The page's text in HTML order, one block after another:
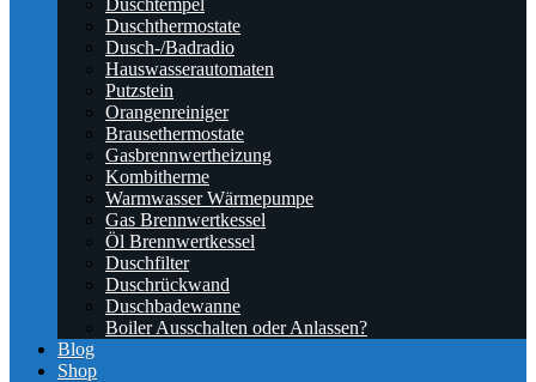
Duschtempel
Duschthermostate
Dusch-/Badradio
Hauswasserautomaten
Putzstein
Orangenreiniger
Brausethermostate
Gasbrennwertheizung
Kombitherme
Warmwasser Wärmepumpe
Gas Brennwertkessel
Öl Brennwertkessel
Duschfilter
Duschrückwand
Duschbadewanne
Boiler Ausschalten oder Anlassen?
Blog
Shop